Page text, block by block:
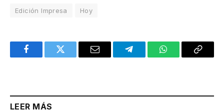
Edición Impresa Hoy
FacebookTwitter Email TelegramWhatsAppCopy
LEER MÁS